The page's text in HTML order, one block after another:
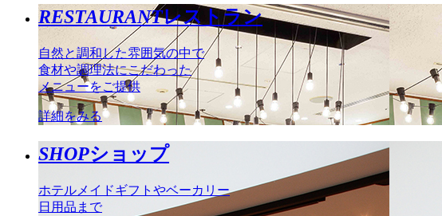
RESTAURANTレストラン
自然と調和した雰囲気の中で
食材や調理法にこだわった
メニューをご提供
詳細をみる
SHOPショップ
ホテルメイドギフトやベーカリー
日用品まで